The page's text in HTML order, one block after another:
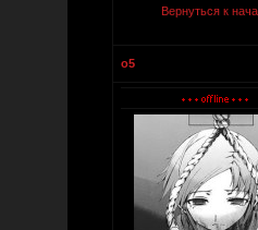
Вернуться к
o5